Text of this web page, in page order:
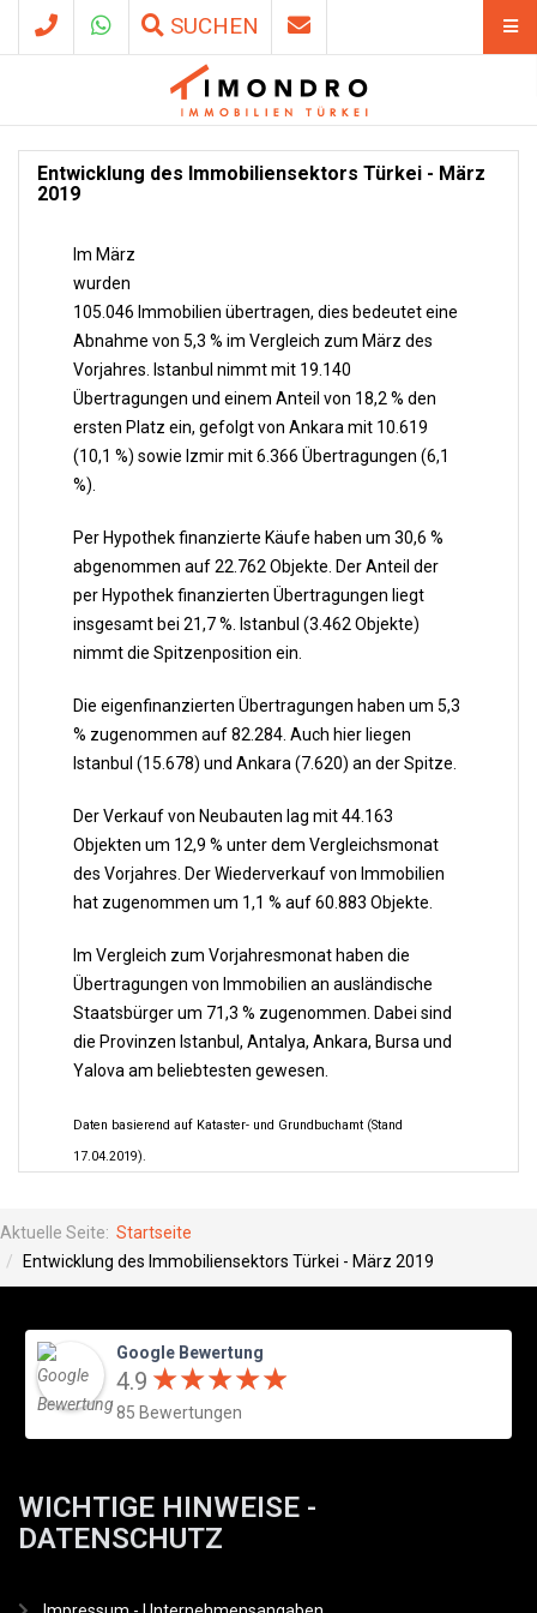
SUCHEN
Entwicklung des Immobiliensektors Türkei - März
2019
Im März
wurden
105.046 Immobilien übertragen, dies bedeutet eine
Abnahme von 5,3 % im Vergleich zum März des
Vorjahres. Istanbul nimmt mit 19.140
Übertragungen und einem Anteil von 18,2 % den
ersten Platz ein, gefolgt von Ankara mit 10.619
(10,1 %) sowie Izmir mit 6.366 Übertragungen (6,1
%).
Per Hypothek finanzierte Käufe haben um 30,6 %
abgenommen auf 22.762 Objekte. Der Anteil der
per Hypothek finanzierten Übertragungen liegt
insgesamt bei 21,7 %. Istanbul (3.462 Objekte)
nimmt die Spitzenposition ein.
Die eigenfinanzierten Übertragungen haben um 5,3
% zugenommen auf 82.284. Auch hier liegen
Istanbul (15.678) und Ankara (7.620) an der Spitze.
Der Verkauf von Neubauten lag mit 44.163
Objekten um 12,9 % unter dem Vergleichsmonat
des Vorjahres. Der Wiederverkauf von Immobilien
hat zugenommen um 1,1 % auf 60.883 Objekte.
Im Vergleich zum Vorjahresmonat haben die
Übertragungen von Immobilien an ausländische
Staatsbürger um 71,3 % zugenommen. Dabei sind
die Provinzen Istanbul, Antalya, Ankara, Bursa und
Yalova am beliebtesten gewesen.
Daten basierend auf Kataster- und Grundbuchamt (Stand
17.04.2019).
Aktuelle Seite: Startseite
Entwicklung des Immobiliensektors Türkei - März 2019
Google Bewertung
4.9 ★★★★★
★★★★★
85 Bewertungen
WICHTIGE HINWEISE -
DATENSCHUTZ